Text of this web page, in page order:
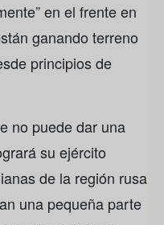
en el frente en
ganando terreno
principios de
no puede dar una
su ejército
de la región rusa
una pequeña parte